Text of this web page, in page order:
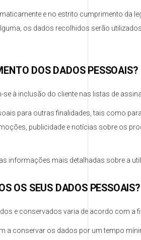
e no estrito cumprimento da
os dados recolhidos serão
DOS DADOS PESSOAIS?
à inclusão do cliente nas listas de
para outras finalidades, tais como
publicidade e notícias sobre os
informações mais detalhadas sobre a
OS SEUS DADOS PESSOAIS?
e conservados varia de acordo com a
a conservar os dados por um tempo